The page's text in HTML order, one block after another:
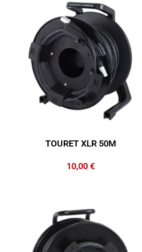
TOURET XLR 50M
10,00 €